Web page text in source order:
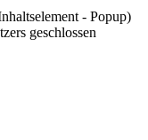
- Popup)
geschlossen